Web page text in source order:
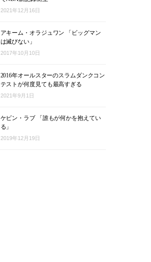
2021年12月16日
アキーム・オラジュワン 「ビッグマン
は滅びない」
2017年10月10日
2016年オールスターのスラムダンクコン
テストが何度見ても最高すぎる
2021年9月1日
ケビン・ラブ 「誰もが何かを抱えてい
る」
2019年12月19日